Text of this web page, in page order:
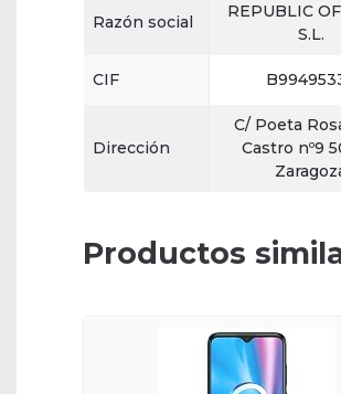
Razón social
REPUBLIC
S.L.
CIF
Dirección
C/ Poeta
Castro nº9
Productos